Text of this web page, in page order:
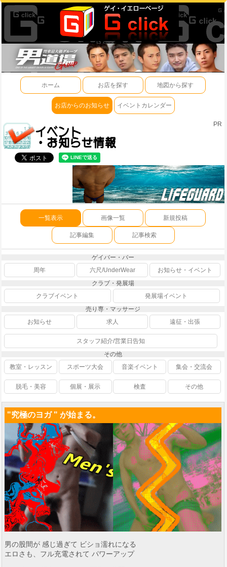
ホーム お店を探す 地図から探す
お店からのお知らせ イベントカレンダー
PR
一覧表示 画像一覧 新規投稿
記事編集 記事検索
ゲイバー・バー
周年
六尺/UnderWear
お知らせ・イベント
クラブ・発展場
クラブイベント
発展場イベント
売り専・マッサージ
お知らせ
求人 遠征・出張
スタッフ紹介/営業日告知
その他
教室・レッスン
スポーツ大会 音楽イベント 集会・交流会
脱毛・美容 個展・展示 検査 その他
"究極のヨガ " が始まる。
男の股間が 感じ過ぎて ビショ濡れになる
エロさも、フル充電されて パワーアップ